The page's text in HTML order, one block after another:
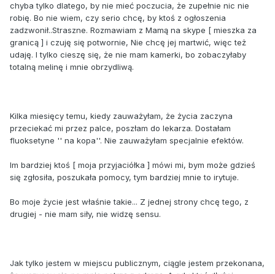
chyba tylko dlatego, by nie mieć poczucia, że zupełnie nic nie
robię. Bo nie wiem, czy serio chcę, by ktoś z ogłoszenia
zadzwonił..Straszne. Rozmawiam z Mamą na skype [ mieszka za
granicą ] i czuję się potwornie, Nie chcę jej martwić, więc też
udaję. I tylko cieszę się, że nie mam kamerki, bo zobaczyłaby
totalną melinę i mnie obrzydliwą.
Kilka miesięcy temu, kiedy zauważyłam, że życia zaczyna
przeciekać mi przez palce, poszłam do lekarza. Dostałam
fluoksetyne '' na kopa''. Nie zauważyłam specjalnie efektów.
Im bardziej ktoś [ moja przyjaciółka ] mówi mi, bym może gdzieś
się zgłosiła, poszukała pomocy, tym bardziej mnie to irytuje.
Bo moje życie jest właśnie takie... Z jednej strony chcę tego, z
drugiej - nie mam siły, nie widzę sensu.
Jak tylko jestem w miejscu publicznym, ciągle jestem przekonana,